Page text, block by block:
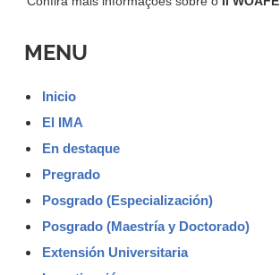
MENU
Inicio
El IMA
En destaque
Pregrado
Posgrado (Especialización)
Posgrado (Maestría y Doctorado)
Extensión Universitaria